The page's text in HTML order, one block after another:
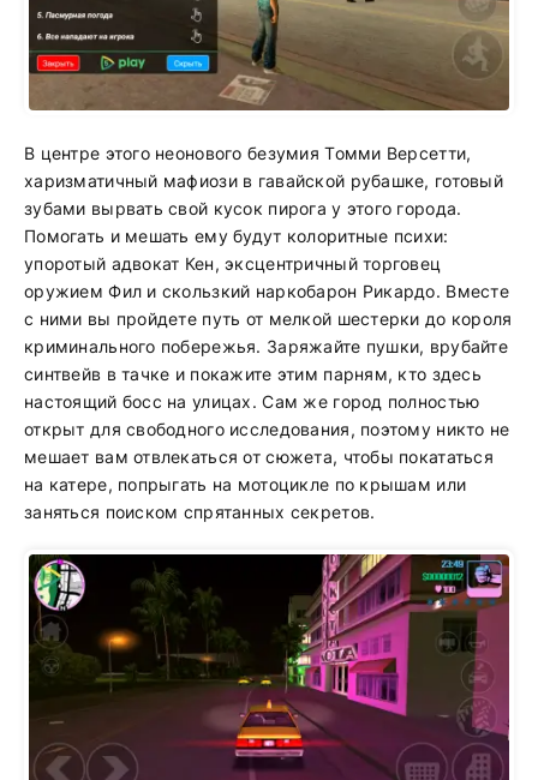
В центре этого неонового безумия Томми Версетти,
харизматичный мафиози в гавайской рубашке, готовый
зубами вырвать свой кусок пирога у этого города.
Помогать и мешать ему будут колоритные психи:
упоротый адвокат Кен, эксцентричный торговец
оружием Фил и скользкий наркобарон Рикардо. Вместе
с ними вы пройдете путь от мелкой шестерки до короля
криминального побережья. Заряжайте пушки, врубайте
синтвейв в тачке и покажите этим парням, кто здесь
настоящий босс на улицах. Сам же город полностью
открыт для свободного исследования, поэтому никто не
мешает вам отвлекаться от сюжета, чтобы покататься
на катере, попрыгать на мотоцикле по крышам или
заняться поиском спрятанных секретов.